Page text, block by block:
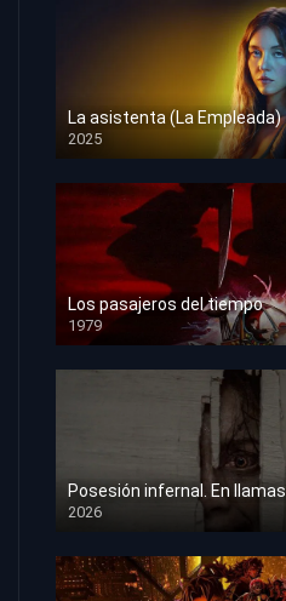
La asistenta (La Empleada)
2025
HD 1080p
Los pasajeros del tiempo
1979
HD 1080p
Posesión infernal. En llamas
2026
HD 1080p